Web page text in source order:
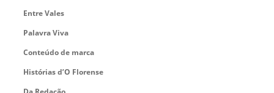
Entre Vales
Palavra Viva
Conteúdo de marca
Histórias d’O Florense